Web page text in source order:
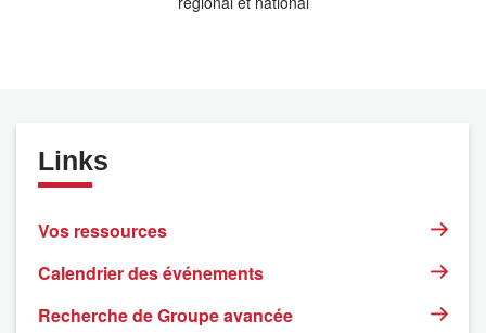
Links
Vos ressources
Calendrier des événements
Recherche de Groupe avancée